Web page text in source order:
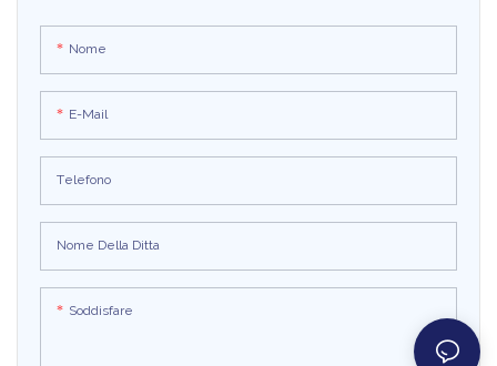
Nome
E-Mail
Telefono
Nome Della Ditta
Soddisfare